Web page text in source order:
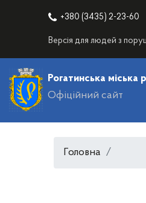
+380 (3435) 2-23-60
Версія для людей з
Рогатинська міська
Офіційний сайт
Головна